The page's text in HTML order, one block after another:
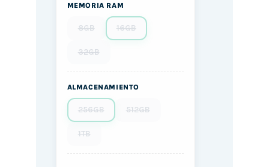
MEMORIA RAM
8GB 16GB
32GB
ALMACENAMIENTO
256GB 512GB
1TB